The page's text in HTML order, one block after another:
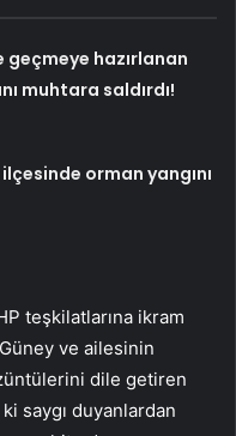
geçmeye hazırlanan
muhtara saldırdı!
orman yangını
teşkilatlarına ikram
ve ailesinin
dile getiren
saygı duyanlardan